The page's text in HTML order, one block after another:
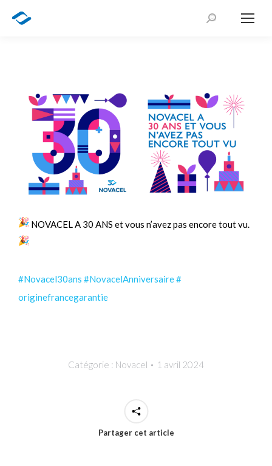
NOVACEL A 30 ANS et vous n’avez pas encore tout vu.
#Novacel30ans #NovacelAnniversaire#
originefrancegarantie
Catégorie : Novacel 1 avril 2024
Partager cet article